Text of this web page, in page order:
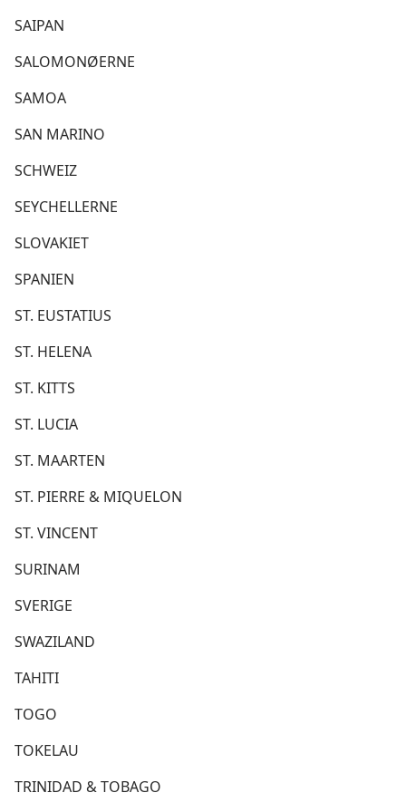
SAIPAN
SALOMONØERNE
SAMOA
SAN MARINO
SCHWEIZ
SEYCHELLERNE
SLOVAKIET
SPANIEN
ST. EUSTATIUS
ST. HELENA
ST. KITTS
ST. LUCIA
ST. MAARTEN
ST. PIERRE & MIQUELON
ST. VINCENT
SURINAM
SVERIGE
SWAZILAND
TAHITI
TOGO
TOKELAU
TRINIDAD & TOBAGO